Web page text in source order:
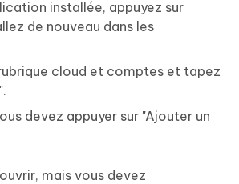
installée, appuyez sur
de nouveau dans les
cloud et comptes et tapez
devez appuyer sur "Ajouter un
mais vous devez